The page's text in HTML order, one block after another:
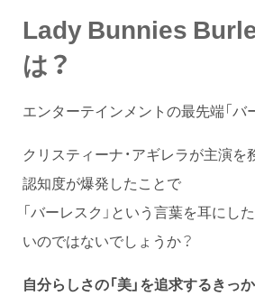
Lady Bunnies
は？
エンターテインメントの最先端「バ
クリスティーナ・アギレラが主演を
認知度が爆発したことで
「バーレスク」という言葉を耳にし
いのではないでしょうか？
自分らしさの「美」を追求するきっ